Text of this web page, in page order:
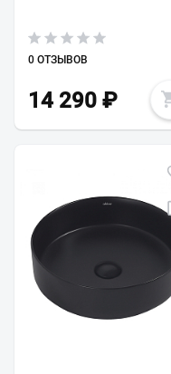
0 ОТЗЫВОВ
14 290 ₽